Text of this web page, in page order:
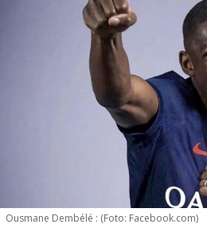
Ousmane Dembélé : (Foto: Facebook.com)